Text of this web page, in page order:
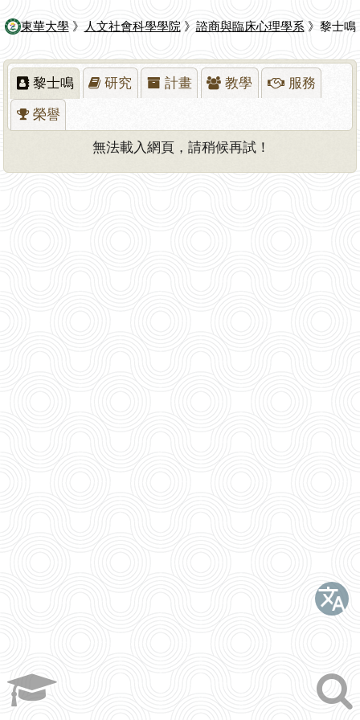
東華大學》 人文社會科學學院 》 諮商與臨床心理學系 》黎士鳴
黎士鳴 研究 計畫 教學 服務
榮譽
無法載入網頁，請稍候再試！